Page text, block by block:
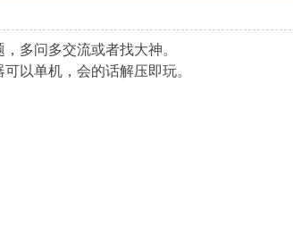
多问多交流或者找大神。
以单机，会的话解压即玩。